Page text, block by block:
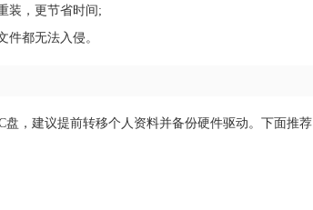
装，更节省时间;
都无法入侵。
，建议提前转移个人资料并备份硬件驱动。下面推荐